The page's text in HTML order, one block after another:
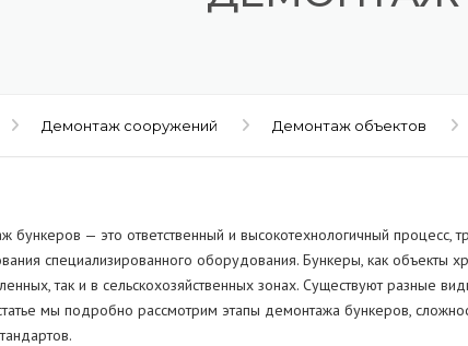
ЗДАНИЙ РАЗБОРКА
Демонтаж сооружений Демонтаж объектов
бункеров — это ответственный и высокотехнологичный процесс,
специализированного оборудования. Бункеры, как объекты
так и в сельскохозяйственных зонах. Существуют разные
мы подробно рассмотрим этапы демонтажа бункеров,